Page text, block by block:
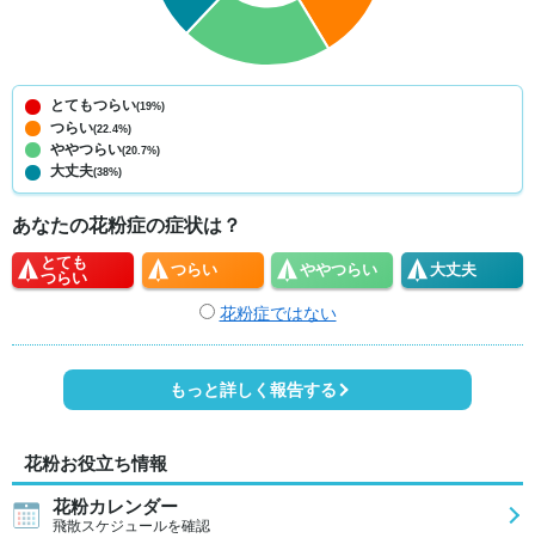
とてもつらい(19%)
つらい(22.4%)
ややつらい(20.7%)
大丈夫(38%)
あなたの花粉症の症状は？
とても
つらい
つらい ややつらい 大丈夫
花粉症ではない
もっと詳しく報告する
花粉お役立ち情報
花粉カレンダー
飛散スケジュールを確認